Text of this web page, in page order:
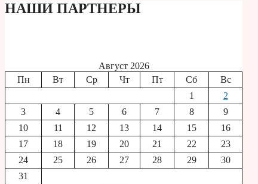
НАШИ ПАРТНЕРЫ
Август 2026
Пн
Вт Ср Чт Пт Сб
Вс
1
2
3
4 5 6 7 8
9
10
11 12 13 14 15
16
17
18 19 20 21 22
23
24
25 26 27 28 29
30
31